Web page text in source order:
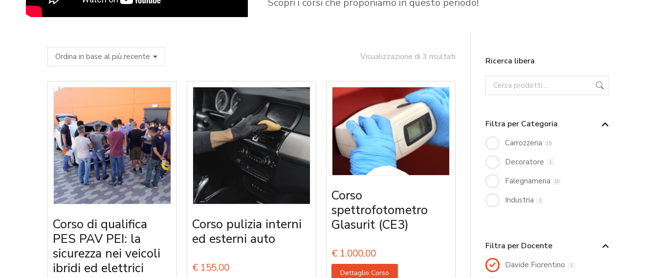
Visualizzazione di 3 risultati
Corso di qualifica
PES PAV PEI: la
sicurezza nei veicoli
ibridi ed elettrici
Corso pulizia interni
ed esterni auto
€ 155,00
Corso
spettrofotometro
Glasurit (CE3)
€ 1.000,00
Dettaglio Corso
Ricerca libera
Filtra per Categoria
Carrozzeria 15
Decoratore 1
Falegnameria 10
Industria 1
Filtra per Docente
Davide Fiorentino 1